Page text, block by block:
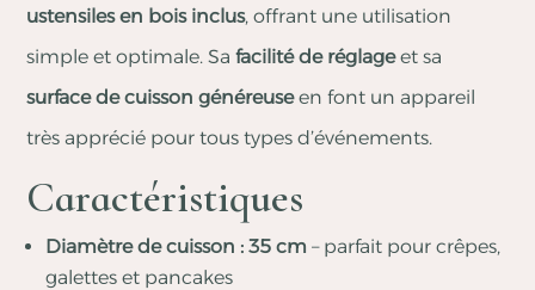
ustensiles en bois inclus, offrant une utilisation
simple et optimale. Safacilité de réglageet sa
surface de cuisson généreuseen font un appareil
très apprécié pour tous types d’événements.
Caractéristiques
Diamètre de cuisson : 35 cm – parfait pour crêpes,
galettes et pancakes